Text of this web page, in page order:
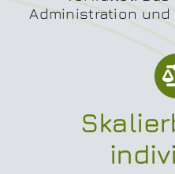
Administration